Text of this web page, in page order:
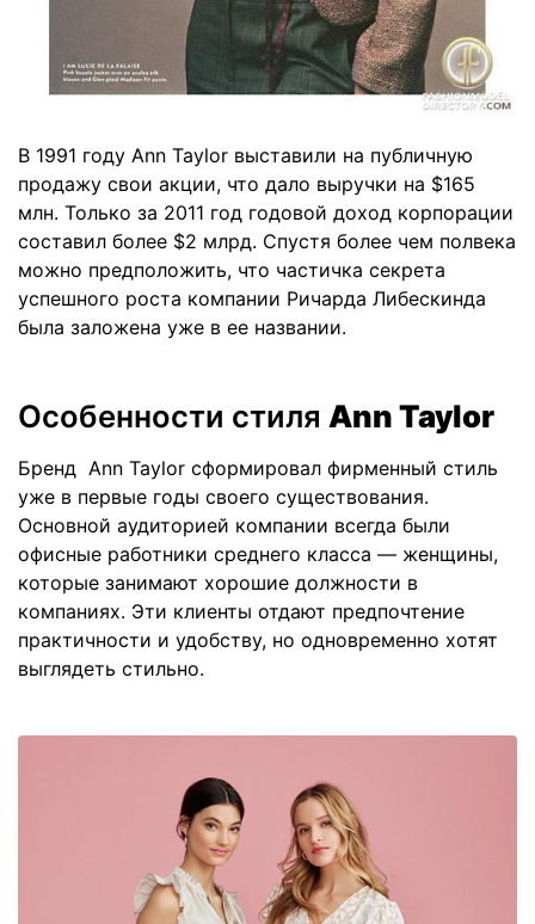
В 1991 году Ann Taylor выставили на публичную
продажу свои акции, что дало выручки на $165
млн. Только за 2011 год годовой доход корпорации
составил более $2 млрд. Спустя более чем полвека
можно предположить, что частичка секрета
успешного роста компании Ричарда Либескинда
была заложена уже в ее названии.
Особенности стиля Ann Taylor
Бренд Ann Taylor сформировал фирменный стиль
уже в первые годы своего существования.
Основной аудиторией компании всегда были
офисные работники среднего класса — женщины,
которые занимают хорошие должности в
компаниях. Эти клиенты отдают предпочтение
практичности и удобству, но одновременно хотят
выглядеть стильно.